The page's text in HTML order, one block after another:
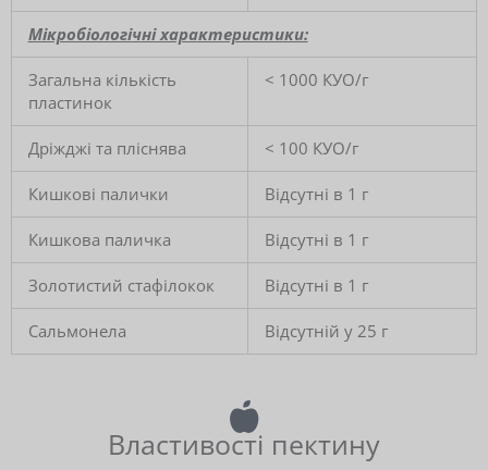
Мікробіологічні характеристики:
Загальна кількість
пластинок
< 1000 КУО/г
Дріжджі та пліснява < 100 КУО/г
Кишкові палички Відсутні в 1 г
Кишкова паличка Відсутні в 1 г
Золотистий стафілокок Відсутні в 1 г
Сальмонела Відсутній у 25 г
Властивості пектину